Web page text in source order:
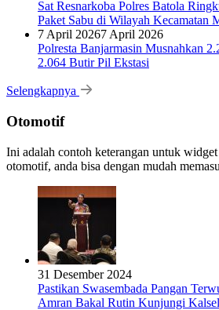
Sat Resnarkoba Polres Batola
Paket Sabu di Wilayah Kecamatan
7 April 20267 April 2026
Polresta Banjarmasin Musnahkan
2.064 Butir Pil Ekstasi
Selengkapnya
Otomotif
Ini adalah contoh keterangan untuk
otomotif, anda bisa dengan mudah
31 Desember 2024
Pastikan Swasembada Pangan
Amran Bakal Rutin Kunjungi Kalsel